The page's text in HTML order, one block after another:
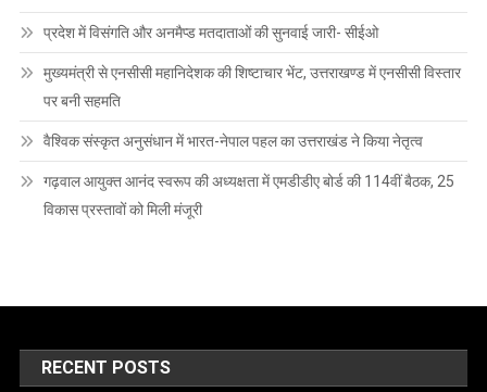
प्रदेश में विसंगति और अनमैप्ड मतदाताओं की सुनवाई जारी- सीईओ
मुख्यमंत्री से एनसीसी महानिदेशक की शिष्टाचार भेंट, उत्तराखण्ड में एनसीसी विस्तार
पर बनी सहमति
वैश्विक संस्कृत अनुसंधान में भारत-नेपाल पहल का उत्तराखंड ने किया नेतृत्व
गढ़वाल आयुक्त आनंद स्वरूप की अध्यक्षता में एमडीडीए बोर्ड की 114वीं बैठक, 25
विकास प्रस्तावों को मिली मंजूरी
RECENT POSTS